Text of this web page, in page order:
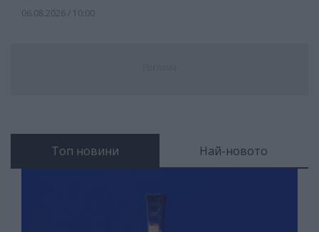
06.08.2026 / 10:00
Топ новини Най-новото